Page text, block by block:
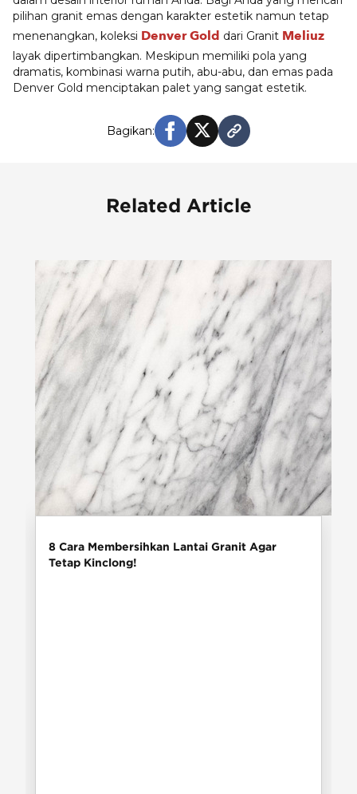
pilihan granit emas dengan karakter estetik namun tetap
menenangkan, koleksi Denver Gold dari Granit Meliuz
layak dipertimbangkan. Meskipun memiliki pola yang
dramatis, kombinasi warna putih, abu-abu, dan emas pada
Denver Gold menciptakan palet yang sangat estetik.
Bagikan:
Related Article
8 Cara Membersihkan Lantai Granit Agar
Tetap Kinclong!